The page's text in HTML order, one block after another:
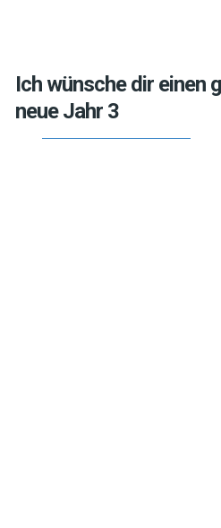
Ich wünsche dir einen
neue Jahr 3